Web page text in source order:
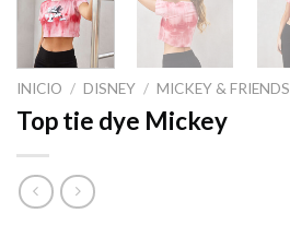
INICIO / DISNEY / MICKEY & FRIENDS
Top tie dye Mickey